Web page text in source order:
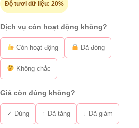
Độ tươi dữ liệu: 20%
Dịch vụ còn hoạt động không?
Còn hoạt động Đã đóng
Không chắc
Giá còn đúng không?
✓ Đúng ↑ Đã tăng ↓ Đã giảm